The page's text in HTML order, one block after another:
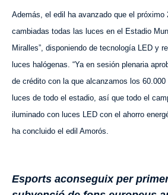
Además, el edil ha avanzado que el próximo
cambiadas todas las luces en el Estadio
Miralles”, disponiendo de tecnología LED y
luces halógenas. “Ya en sesión plenaria
de crédito con la que alcanzamos los 60.000
luces de todo el estadio, así que todo el
iluminado con luces LED con el ahorro
ha concluido el edil Amorós.
Esports aconseguix per